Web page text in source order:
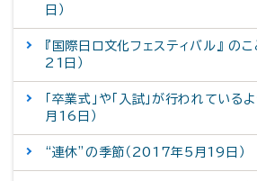
日）
『国際日ロ文化フェスティバル』 の
21日）
「卒業式」や「入試」が行われてい
月16日）
“連休”の季節（2017年5月19日）